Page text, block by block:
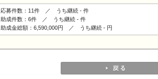
応募件数：11件 ／ うち継続 - 件
助成件数：6件 ／ うち継続 - 件
助成金総額：6,590,000円 ／ うち継続 - 円